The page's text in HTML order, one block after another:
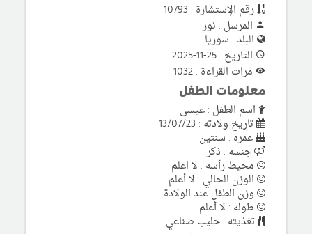
رقم الإستشارة : 10793
المرسل : نور
البلد : سوريا
التاريخ : 25-11-2025
مرات القراءة : 1032
معلومات الطفل
اسم الطفل : عيسى
تاريخ ولادته : 13/07/23
عمره : سنتين
جنسه : ذكر
محيط رأسه : لا اعلم
الوزن الحالي : لا أعلم
وزن الطفل عند الولادة :
طوله : لا أعلم
تغذيته : حليب صناعي